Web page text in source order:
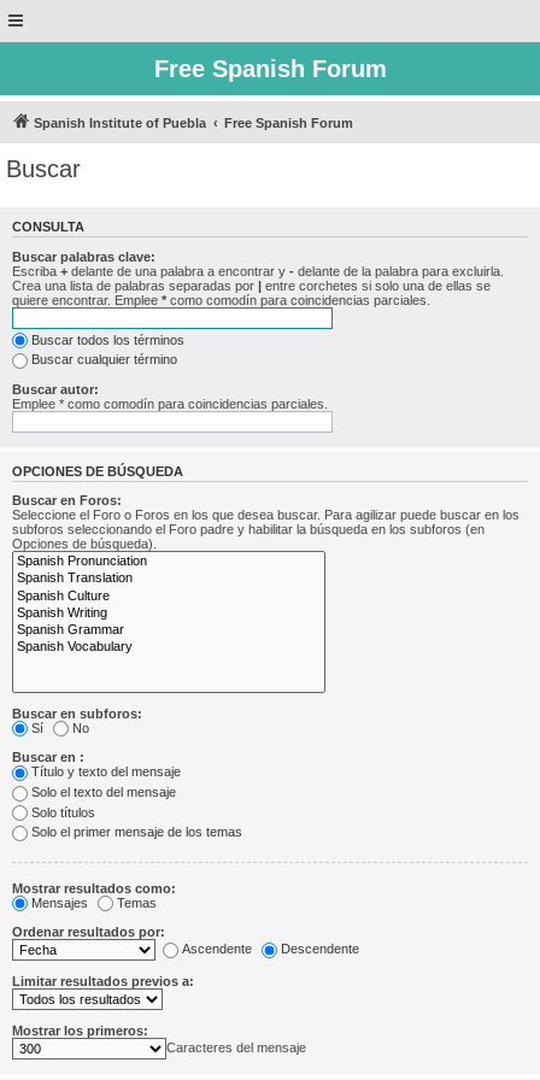
Free Spanish Forum
Spanish Institute of Puebla Free Spanish Forum
Buscar
CONSULTA
Buscar palabras clave:
Escriba + delante de una palabra a encontrar y - delante de la palabra para excluirla.
Crea una lista de palabras separadas por | entre corchetes si solo una de ellas se
quiere encontrar. Emplee * como comodín para coincidencias parciales.
Buscar todos los términos
Buscar cualquier término
Buscar autor:
Emplee * como comodín para coincidencias parciales.
OPCIONES DE BÚSQUEDA
Buscar en Foros:
Seleccione el Foro o Foros en los que desea buscar. Para agilizar puede buscar en los
subforos seleccionando el Foro padre y habilitar la búsqueda en los subforos (en
Opciones de búsqueda).
Buscar en subforos:
Sí
No
Buscar en :
Título y texto del mensaje
Solo el texto del mensaje
Solo títulos
Solo el primer mensaje de los temas
Mostrar resultados como:
Mensajes
Temas
Ordenar resultados por:
Ascendente
Descendente
Limitar resultados previos a:
Mostrar los primeros:
Caracteres del mensaje